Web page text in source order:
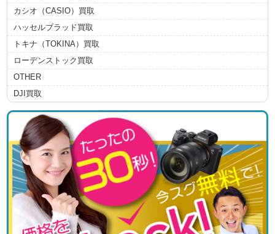
カシオ（CASIO）買取
ハッセルブラッド買取
トキナ（TOKINA）買取
ローデンストック買取
OTHER
DJI買取